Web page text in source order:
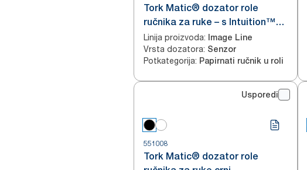
Tork Matic® dozator role
ručnika za ruke – s Intuition™
senzorom
Linija proizvoda: Image Line
Vrsta dozatora: Senzor
Potkategorija: Papirnati ručnik u roli
Usporedi
551008
Tork Matic® dozator role